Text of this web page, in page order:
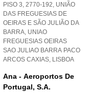
PISO 3, 2770-192, UNIÃO
DAS FREGUESIAS DE
OEIRAS E SÃO JULIÃO DA
BARRA, UNIAO
FREGUESIAS OEIRAS
SAO JULIAO BARRA PACO
ARCOS CAXIAS, LISBOA
Ana - Aeroportos De
Portugal, S.a.